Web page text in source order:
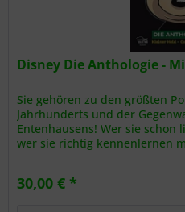
Disney Die Anthologie -
Sie gehören zu den größten
Jahrhunderts und der
Entenhausens! Wer sie schon
wer sie richtig kennenlernen
30,00 € *